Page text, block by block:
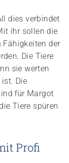
mit
dies verbindet
ihr sollen die
der
Die Tiere
sie werten
Die
für Margot
Tiere spüren
Profi